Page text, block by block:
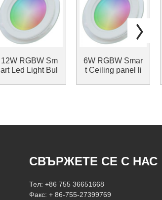
12W RGBW Sm
art Led Light Bul
6W RGBW Smar
t Ceiling panel li
СВЪРЖЕТЕ СЕ С НАС
Тел:+86 755 36651668
Факс:+ 86-755-27399769